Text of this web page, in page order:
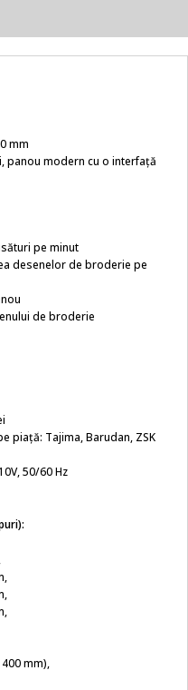
mm
panou modern cu o interfață
pe minut
desenelor de broderie pe
de broderie
piață: Tajima, Barudan, ZSK
50/60 Hz
mm),